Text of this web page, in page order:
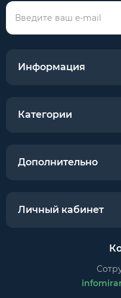
Информация
Категории
Дополнительно
Личный кабинет